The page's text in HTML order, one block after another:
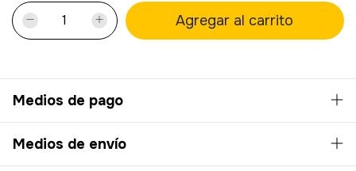
Medios de pago
Medios de envío